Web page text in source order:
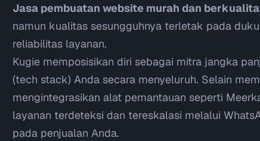
Jasa pembuatan website murah dan
namun kualitas sesungguhnya terletak pada
reliabilitas layanan.
Kugie memposisikan diri sebagai mitra jangka
(tech stack) Anda secara menyeluruh. Selain
mengintegrasikan alat pemantauan seperti
layanan terdeteksi dan tereskalasi melalui
pada penjualan Anda.